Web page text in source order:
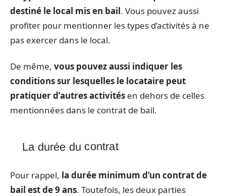
destiné le local mis en bail. Vous pouvez aussi
profiter pour mentionner les types d’activités à ne
pas exercer dans le local.
De même, vous pouvez aussi indiquer les
conditions sur lesquelles le locataire peut
pratiquer d’autres activités en dehors de celles
mentionnées dans le contrat de bail.
La durée du contrat
Pour rappel, la durée minimum d’un contrat de
bail est de 9 ans. Toutefois, les deux parties